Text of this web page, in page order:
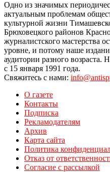
Одно из значимых
актуальным проблемам
культурной жизни
Брюховецкого районов
журналистского мастерства
уровне, и потому наше
аудитории разного возраста.
с 15 января 1991 года.
Свяжитесь с нами:
О газете
Контакты
Подписка
Рекламодателям
Архив
Карта сайта
Политика
Отказ от
Согласие с рассылкой